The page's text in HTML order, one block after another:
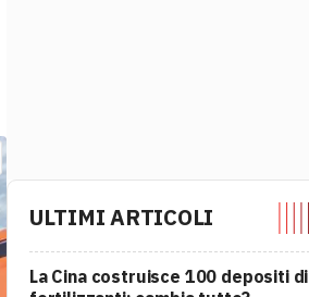
ULTIMI ARTICOLI
La Cina costruisce 100 depositi di